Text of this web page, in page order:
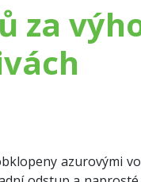
za
azurovými